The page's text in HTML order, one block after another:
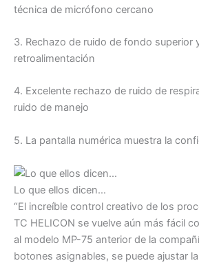
técnica de micrófono cercano
3. Rechazo de ruido de fondo superior
retroalimentación
4. Excelente rechazo de ruido de
ruido de manejo
5. La pantalla numérica muestra la
Lo que ellos dicen…
“El increíble control creativo de los
TC HELICON se vuelve aún más fácil
al modelo MP-75 anterior de la
botones asignables, se puede ajustar